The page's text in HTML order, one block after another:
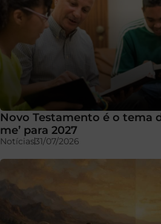
Novo Testamento é o tema
me’ para 2027
Notícias31/07/2026